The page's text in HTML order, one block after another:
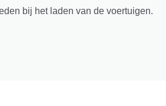
bij het laden van de voertuigen.